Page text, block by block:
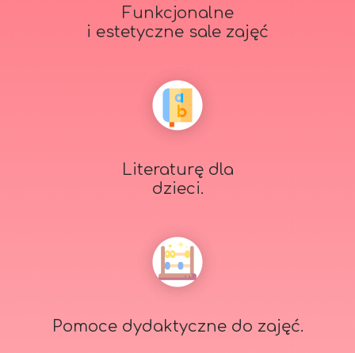
Funkcjonalne
i estetyczne sale zajęć
Literaturę dla
dzieci.
Pomoce dydaktyczne do zajęć.